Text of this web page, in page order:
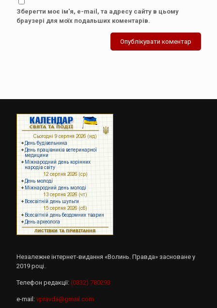
Зберегти моє ім'я, e-mail, та адресу сайту в цьому
браузері для моїх подальших коментарів.
Незалежне інтернет-видання «Волинь. Правда» засноване у
2019 році.
Телефон редакції: (0332) 780293
e-mail: vpravda@gmail.com